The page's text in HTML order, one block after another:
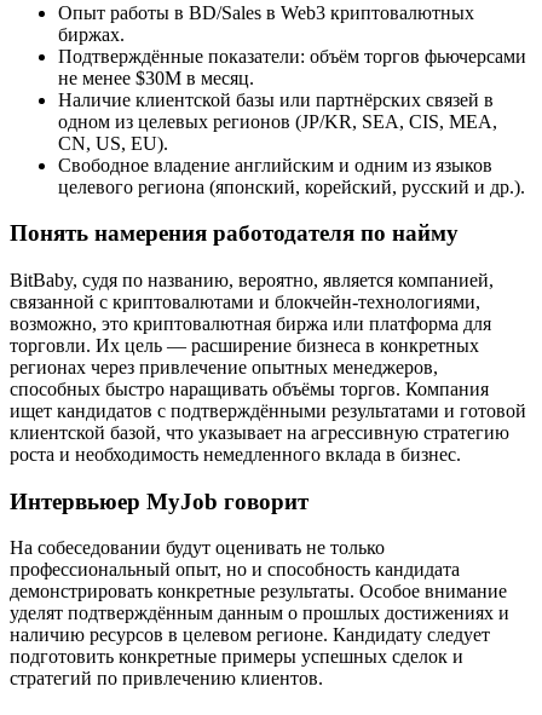
Опыт работы в BD/Sales в Web3 криптовалютных
биржах.
Подтверждённые показатели: объём торгов фьючерсами
не менее $30M в месяц.
Наличие клиентской базы или партнёрских связей в
одном из целевых регионов (JP/KR, SEA, CIS, MEA,
CN, US, EU).
Свободное владение английским и одним из языков
целевого региона (японский, корейский, русский и др.).
Понять намерения работодателя по найму
BitBaby, судя по названию, вероятно, является компанией,
связанной с криптовалютами и блокчейн-технологиями,
возможно, это криптовалютная биржа или платформа для
торговли. Их цель — расширение бизнеса в конкретных
регионах через привлечение опытных менеджеров,
способных быстро наращивать объёмы торгов. Компания
ищет кандидатов с подтверждёнными результатами и готовой
клиентской базой, что указывает на агрессивную стратегию
роста и необходимость немедленного вклада в бизнес.
Интервьюер MyJob говорит
На собеседовании будут оценивать не только
профессиональный опыт, но и способность кандидата
демонстрировать конкретные результаты. Особое внимание
уделят подтверждённым данным о прошлых достижениях и
наличию ресурсов в целевом регионе. Кандидату следует
подготовить конкретные примеры успешных сделок и
стратегий по привлечению клиентов.